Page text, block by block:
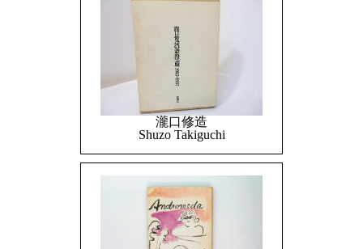
瀧口修造
Shuzo Takiguchi